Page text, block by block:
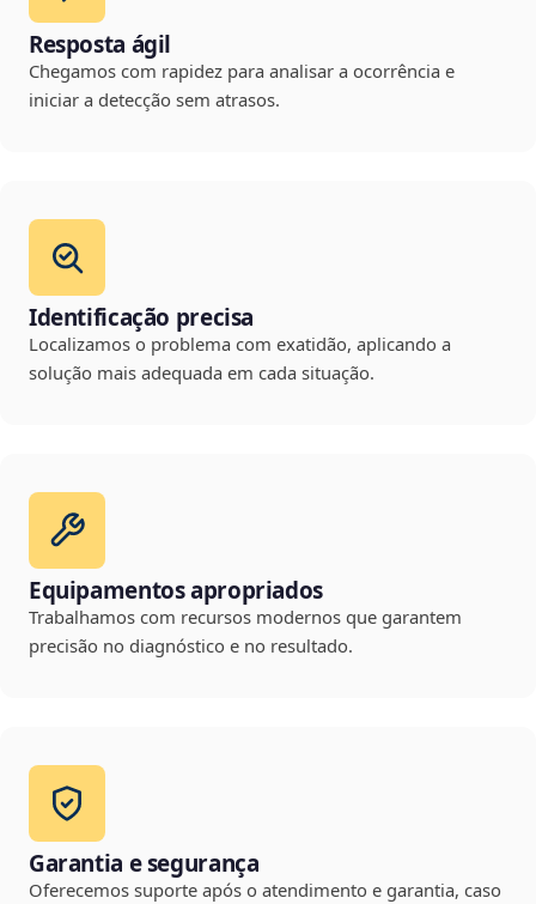
Resposta ágil
Chegamos com rapidez para analisar a ocorrência e
iniciar a detecção sem atrasos.
Identificação precisa
Localizamos o problema com exatidão, aplicando a
solução mais adequada em cada situação.
Equipamentos apropriados
Trabalhamos com recursos modernos que garantem
precisão no diagnóstico e no resultado.
Garantia e segurança
Oferecemos suporte após o atendimento e garantia, caso